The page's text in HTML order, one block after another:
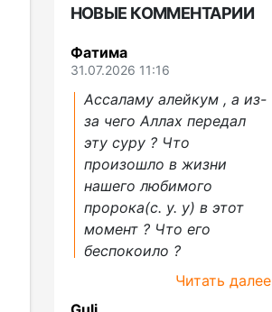
НОВЫЕ КОММЕНТАРИИ
Фатима
31.07.2026 11:16
Ассаламу алейкум , а из-
за чего Аллах передал
эту суру ? Что
произошло в жизни
нашего любимого
пророка(с. у. у) в этот
момент ? Что его
беспокоило ?
Читать далее